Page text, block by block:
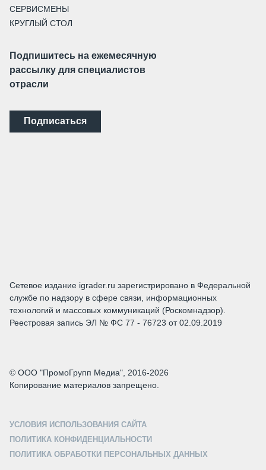
СЕРВИСМЕНЫ
КРУГЛЫЙ СТОЛ
Подпишитесь на ежемесячную
рассылку для специалистов
отрасли
Подписаться
Сетевое издание igrader.ru зарегистрировано в Федеральной
службе по надзору в сфере связи, информационных
технологий и массовых коммуникаций (Роскомнадзор).
Реестровая запись ЭЛ № ФС 77 - 76723 от 02.09.2019
© ООО "ПромоГрупп Медиа", 2016-2026
Копирование материалов запрещено.
УСЛОВИЯ ИСПОЛЬЗОВАНИЯ САЙТА
ПОЛИТИКА КОНФИДЕНЦИАЛЬНОСТИ
ПОЛИТИКА ОБРАБОТКИ ПЕРСОНАЛЬНЫХ ДАННЫХ